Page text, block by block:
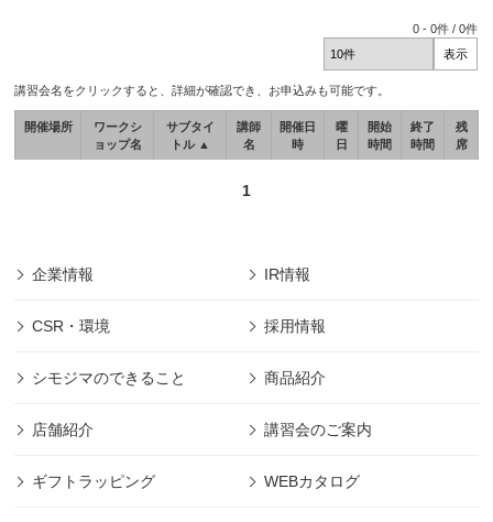
0 -0件 /0件
講習会名をクリックすると、詳細が確認でき、お申込みも可能です。
開催場所
ワークシ
ョップ名
サブタイ
トル ▲
講師
名
開催日
時
曜
日
開始
時間
終了
時間
残
席
1
企業情報 IR情報
CSR・環境 採用情報
シモジマのできること 商品紹介
店舗紹介 講習会のご案内
ギフトラッピング WEBカタログ